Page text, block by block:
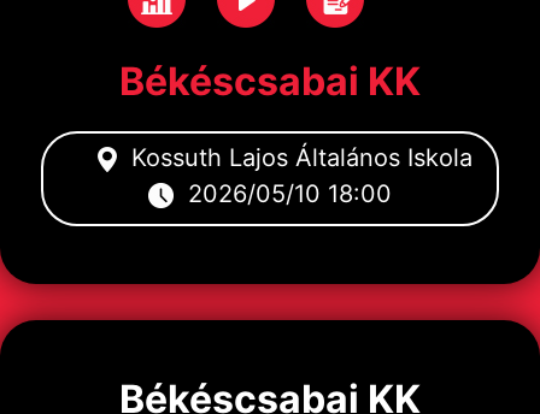
Békéscsabai KK
Kossuth Lajos Általános Iskola
2026/05/10 18:00
Békéscsabai KK